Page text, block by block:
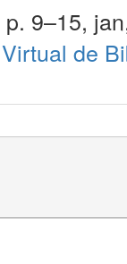
9–15,
de